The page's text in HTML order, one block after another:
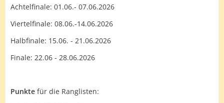
Achtelfinale: 01.06.- 07.06.2026
Viertelfinale: 08.06.-14.06.2026
Halbfinale: 15.06. - 21.06.2026
Finale: 22.06 - 28.06.2026
Punkte für die Ranglisten: